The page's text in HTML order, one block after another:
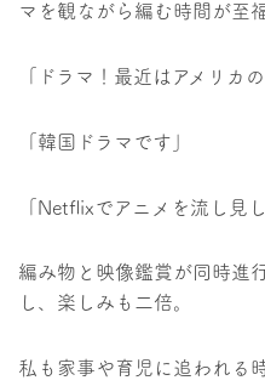
マを観ながら編む時間が至
「ドラマ！最近はアメリカ
「韓国ドラマです」
「Netflixでアニメを流し見
編み物と映像鑑賞が同時進
し、楽しみも二倍。
私も家事や育児に追われる